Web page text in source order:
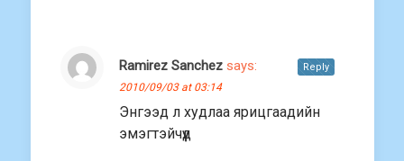
Ramirez Sanchez says:
2010/09/03 at 03:14
Энгээд л худлаа ярицгаадийн
эмэгтэйчүүд
Reply